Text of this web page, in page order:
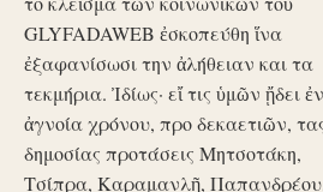
GLYFADAWEB ἐσκοπεύθη ἵνα
ἐξαφανίσωσι την ἀλήθειαν και τα
τεκμήρια. Ἰδίως· εἴ τις ὑμῶν ᾔδει ἐν
ἀγνοία χρόνου, προ δεκαετιῶν,
δημοσίας προτάσεις Μητσοτάκη,
Τσίπρα, Καραμανλῆ,